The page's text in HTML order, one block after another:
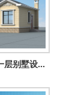
带小院子的乡村一层别墅设计图纸，120平方米